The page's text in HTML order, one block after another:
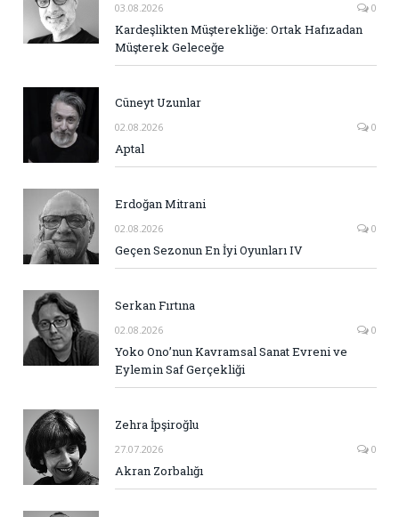
03.08.2026 0
Kardeşlikten Müşterekliğe: Ortak Hafızadan
Müşterek Geleceğe
Cüneyt Uzunlar
02.08.2026 0
Aptal
Erdoğan Mitrani
02.08.2026 0
Geçen Sezonun En İyi Oyunları IV
Serkan Fırtına
02.08.2026 0
Yoko Ono’nun Kavramsal Sanat Evreni ve
Eylemin Saf Gerçekliği
Zehra İpşiroğlu
27.07.2026 0
Akran Zorbalığı